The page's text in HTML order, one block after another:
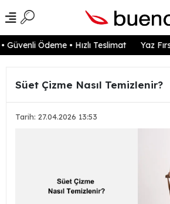
Ödeme • Hızlı Teslimat Yaz
Süet Çizme Nasıl Temizlenir?
Tarih: 27.04.2026 13:53